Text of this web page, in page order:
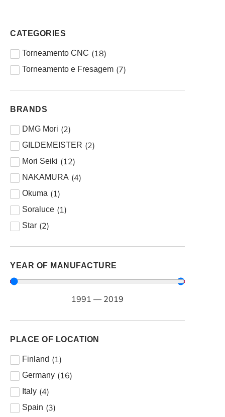
CATEGORIES
Torneamento CNC (18)
Torneamento e Fresagem (7)
BRANDS
DMG Mori (2)
GILDEMEISTER (2)
Mori Seiki (12)
NAKAMURA (4)
Okuma (1)
Soraluce (1)
Star (2)
YEAR OF MANUFACTURE
1991 — 2019
PLACE OF LOCATION
Finland (1)
Germany (16)
Italy (4)
Spain (3)